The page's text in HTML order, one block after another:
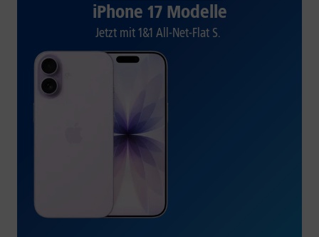
iPhone 17 Modelle
Jetzt mit 1&1 All-Net-Flat S.